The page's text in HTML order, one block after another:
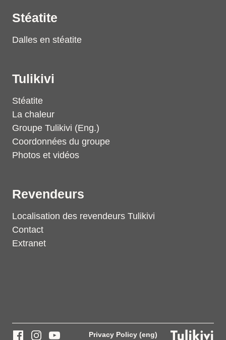
Stéatite
Dalles en stéatite
Tulikivi
Stéatite
La chaleur
Groupe Tulikivi (Eng.)
Coordonnées du groupe
Photos et vidéos
Revendeurs
Localisation des revendeurs Tulikivi
Contact
Extranet
Privacy Policy (eng)